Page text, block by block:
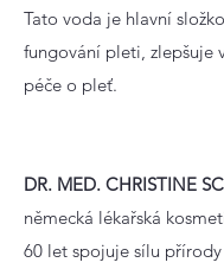
Tato voda je hlavní
fungování pleti, zlepšuje
péče o pleť.
DR. MED. CHRISTINE
německá lékařská
60 let spojuje sílu přírody